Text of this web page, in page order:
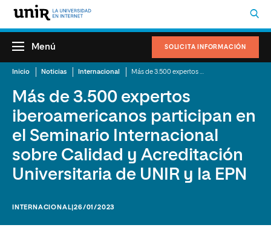
SOLICITA INFORMACIÓN
Menú
Inicio Noticias Internacional
Más de 3.500 expertos
iberoamericanos participan en
el Seminario Internacional
sobre Calidad y Acreditación
Universitaria de UNIR y la EPN
INTERNACIONAL |26/01/2023